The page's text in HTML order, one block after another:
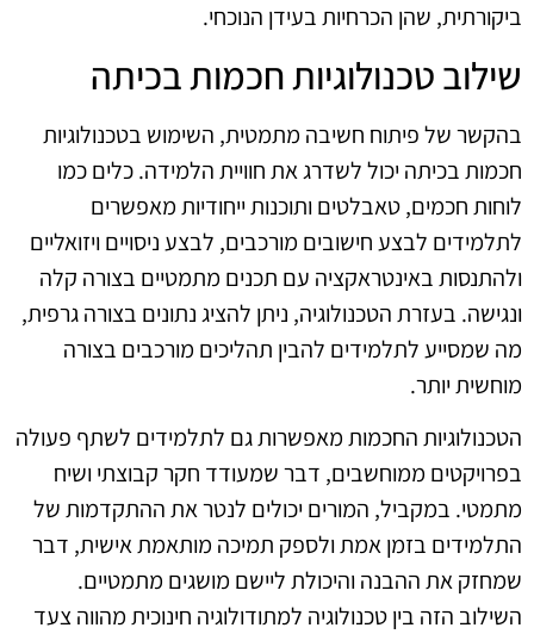
ביקורתית, שהן הכרחיות בעידן הנוכחי.
שילוב טכנולוגיות חכמות בכיתה
בהקשר של פיתוח חשיבה מתמטית, השימוש בטכנולוגיות
חכמות בכיתה יכול לשדרג את חוויית הלמידה. כלים כמו
לוחות חכמים, טאבלטים ותוכנות ייחודיות מאפשרים
לתלמידים לבצע חישובים מורכבים, לבצע ניסויים ויזואליים
ולהתנסות באינטראקציה עם תכנים מתמטיים בצורה קלה
ונגישה. בעזרת הטכנולוגיה, ניתן להציג נתונים בצורה גרפית,
מה שמסייע לתלמידים להבין תהליכים מורכבים בצורה
מוחשית יותר.
הטכנולוגיות החכמות מאפשרות גם לתלמידים לשתף פעולה
בפרויקטים ממוחשבים, דבר שמעודד חקר קבוצתי ושיח
מתמטי. במקביל, המורים יכולים לנטר את ההתקדמות של
התלמידים בזמן אמת ולספק תמיכה מותאמת אישית, דבר
שמחזק את ההבנה והיכולת ליישם מושגים מתמטיים.
השילוב הזה בין טכנולוגיה למתודולוגיה חינוכית מהווה צעד